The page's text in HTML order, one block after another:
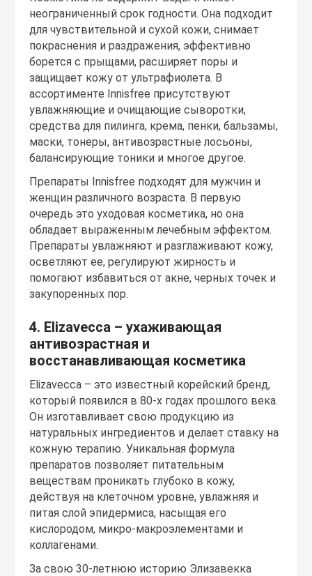
неограниченный срок годности. Она подходит
для чувствительной и сухой кожи, снимает
покраснения и раздражения, эффективно
борется с прыщами, расширяет поры и
защищает кожу от ультрафиолета. В
ассортименте Innisfree присутствуют
увлажняющие и очищающие сыворотки,
средства для пилинга, крема, пенки, бальзамы,
маски, тонеры, антивозрастные лосьоны,
балансирующие тоники и многое другое.
Препараты Innisfree подходят для мужчин и
женщин различного возраста. В первую
очередь это уходовая косметика, но она
обладает выраженным лечебным эффектом.
Препараты увлажняют и разглаживают кожу,
осветляют ее, регулируют жирность и
помогают избавиться от акне, черных точек и
закупоренных пор.
4. Elizavecca – ухаживающая
антивозрастная и
восстанавливающая косметика
Elizavecca – это известный корейский бренд,
который появился в 80-х годах прошлого века.
Он изготавливает свою продукцию из
натуральных ингредиентов и делает ставку на
кожную терапию. Уникальная формула
препаратов позволяет питательным
веществам проникать глубоко в кожу,
действуя на клеточном уровне, увлажняя и
питая слой эпидермиса, насыщая его
кислородом, микро-макроэлементами и
коллагенами.
За свою 30-летнюю историю Элизавекка